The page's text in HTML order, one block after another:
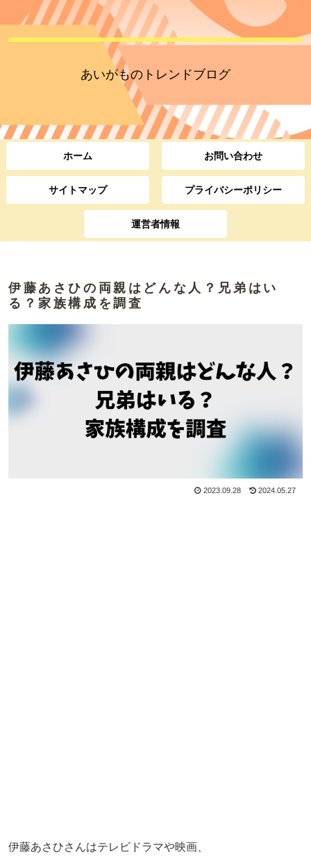
あいがものトレンドブログ
ホーム お問い合わせ
サイトマップ プライバシーポリシー
運営者情報
伊藤あさひの両親はどんな人？兄弟はい
る？家族構成を調査
2023.09.28 2024.05.27
伊藤あさひさんはテレビドラマや映画、